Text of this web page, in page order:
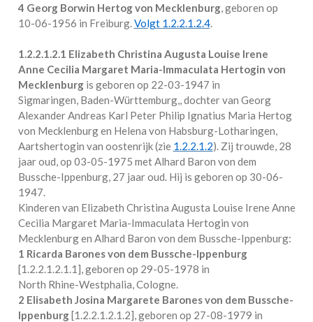
4 Georg Borwin Hertog von Mecklenburg, geboren op
10-06-1956 in Freiburg.Volgt 1.2.2.1.2.4.
1.2.2.1.2.1 Elizabeth Christina Augusta Louise Irene
Anne Cecilia Margaret Maria-Immaculata Hertogin von
Mecklenburgis geboren op 22-03-1947 in
Sigmaringen, Baden-Württemburg,, dochter van Georg
Alexander Andreas Karl Peter Philip Ignatius Maria Hertog
von Mecklenburg en Helena von Habsburg-Lotharingen,
Aartshertogin van oostenrijk (zie 1.2.2.1.2). Zij trouwde, 28
jaar oud, op 03-05-1975 metAlhard Baron von dem
Bussche-Ippenburg, 27 jaar oud. Hij is geboren op 30-06-
1947.
Kinderen van Elizabeth Christina Augusta Louise Irene Anne
Cecilia Margaret Maria-Immaculata Hertogin von
Mecklenburg en Alhard Baron von dem Bussche-Ippenburg:
1 Ricarda Barones von dem Bussche-Ippenburg
[1.2.2.1.2.1.1 ], geboren op 29-05-1978 in
North Rhine-Westphalia, Cologne.
2 Elisabeth Josina Margarete Barones von dem Bussche-
Ippenburg[1.2.2.1.2.1.2], geboren op 27-08-1979 in